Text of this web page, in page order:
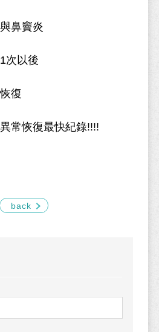
鼻竇炎
次以後
復
常恢復最快紀錄!!!!
back